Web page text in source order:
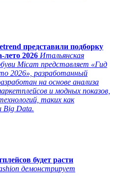
представили подборку
лето 2026 Итальянская
Micam представляет «Гид
2026», разработанный
на основе анализа
и модных показов,
таких как
Big Data.
будет расти
демонстрирует